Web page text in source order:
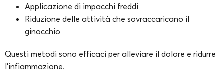
Applicazione di impacchi freddi
Riduzione delle attività che sovraccaricano il
ginocchio
Questi metodi sono efficaci per alleviare il dolore e ridurre
l’infiammazione.